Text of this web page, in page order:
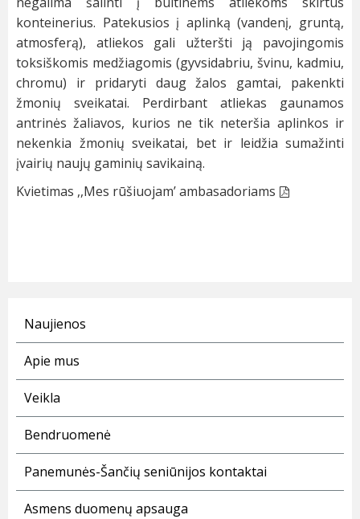
konteinerius. Patekusios į aplinką (vandenį, gruntą,
atmosferą), atliekos gali užteršti ją pavojingomis
toksiškomis medžiagomis (gyvsidabriu, švinu, kadmiu,
chromu) ir pridaryti daug žalos gamtai, pakenkti
žmonių sveikatai. Perdirbant atliekas gaunamos
antrinės žaliavos, kurios ne tik neteršia aplinkos ir
nekenkia žmonių sveikatai, bet ir leidžia sumažinti
įvairių naujų gaminių savikainą.
Kvietimas ,,Mes rūšiuojam’ ambasadoriams
Naujienos
Apie mus
Veikla
Bendruomenė
Panemunės-Šančių seniūnijos kontaktai
Asmens duomenų apsauga